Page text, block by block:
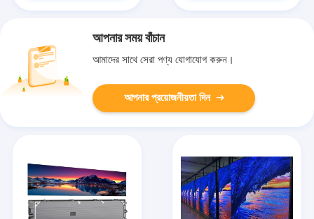
আপনার সময় বাঁচান
আমাদের সাথে সেরা পণ্য যোগাযোগ করুন।
আপনার প্রয়োজনীয়তা দিন